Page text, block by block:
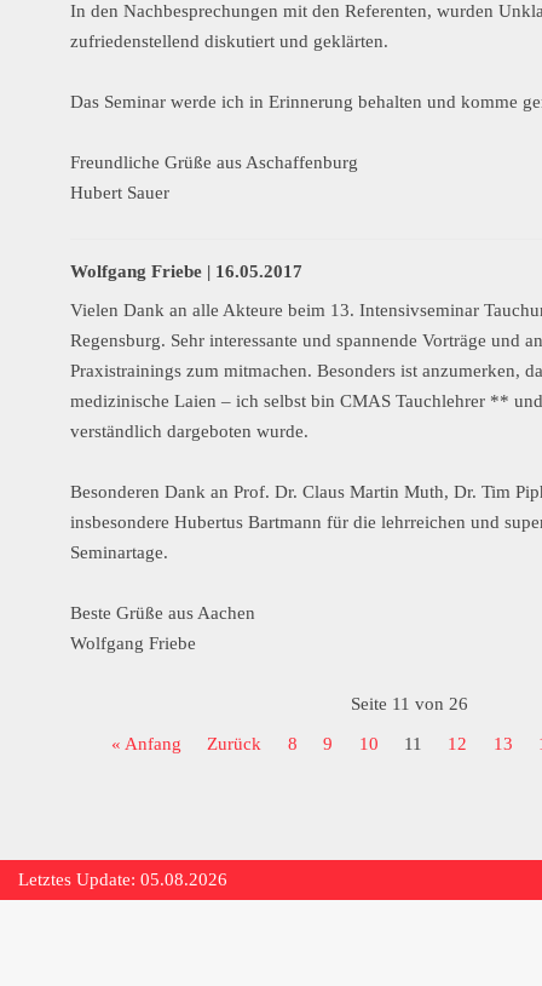
In den Nachbesprechungen mit den Referenten, wurden
zufriedenstellend diskutiert und geklärten.
Das Seminar werde ich in Erinnerung behalten und komme
Freundliche Grüße aus Aschaffenburg
Hubert Sauer
Wolfgang Friebe | 16.05.2017
Vielen Dank an alle Akteure beim 13. Intensivseminar
Regensburg. Sehr interessante und spannende Vorträge und
Praxistrainings zum mitmachen. Besonders ist anzumerken,
medizinische Laien – ich selbst bin CMAS Tauchlehrer **
verständlich dargeboten wurde.
Besonderen Dank an Prof. Dr. Claus Martin Muth, Dr. Tim
insbesondere Hubertus Bartmann für die lehrreichen und
Seminartage.
Beste Grüße aus Aachen
Wolfgang Friebe
Seite 11 von 26
« Anfang Zurück 8 9 10 11 12 13
Letztes Update: 05.08.2026